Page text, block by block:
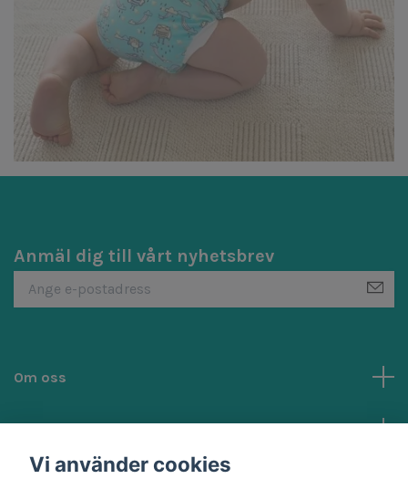
Anmäl dig till vårt nyhetsbrev
Om oss
Kundtjänst
Vi använder cookies